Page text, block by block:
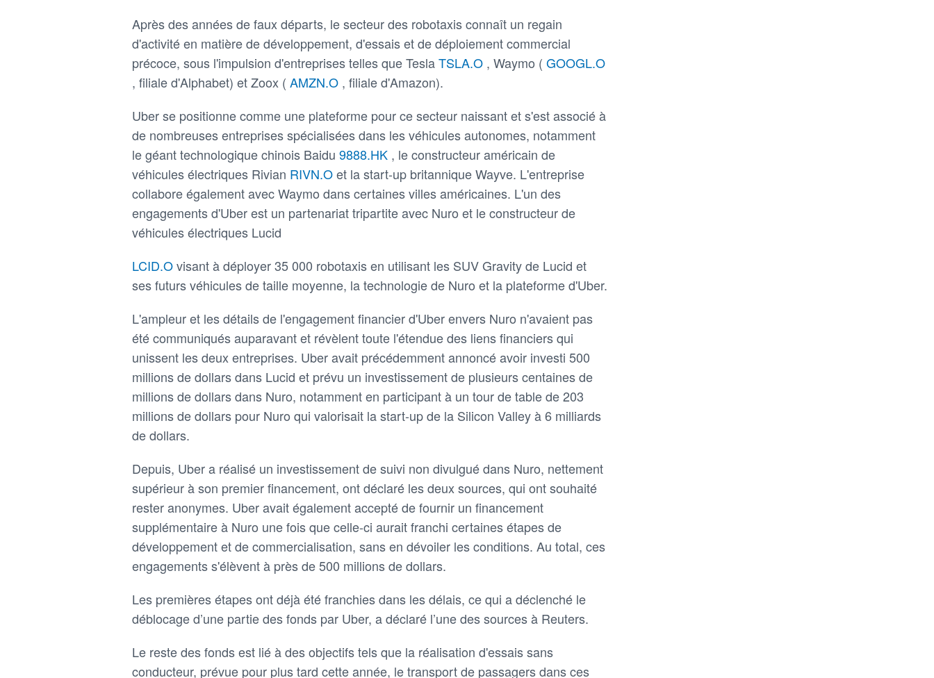
Après des années de faux départs, le secteur des robotaxis connaît un regain
d'activité en matière de développement, d'essais et de déploiement commercial
précoce, sous l'impulsion d'entreprises telles que TeslaTSLA.O , Waymo ( GOOGL.O
, filiale d'Alphabet) et Zoox ( AMZN.O , filiale d'Amazon).
Uber se positionne comme une plateforme pour ce secteur naissant et s'est associé à
de nombreuses entreprises spécialisées dans les véhicules autonomes, notamment
le géant technologique chinois Baidu 9888.HK , le constructeur américain de
véhicules électriques Rivian RIVN.Oet la start-up britannique Wayve. L'entreprise
collabore également avec Waymo dans certaines villes américaines. L'un des
engagements d'Uber est un partenariat tripartite avec Nuro et le constructeur de
véhicules électriques Lucid
LCID.Ovisant à déployer 35 000 robotaxis en utilisant les SUV Gravity de Lucid et
ses futurs véhicules de taille moyenne, la technologie de Nuro et la plateforme d'Uber.
L'ampleur et les détails de l'engagement financier d'Uber envers Nuro n'avaient pas
été communiqués auparavant et révèlent toute l'étendue des liens financiers qui
unissent les deux entreprises. Uber avait précédemment annoncé avoir investi 500
millions de dollars dans Lucid et prévu un investissement de plusieurs centaines de
millions de dollars dans Nuro, notamment en participant à un tour de table de 203
millions de dollars pour Nuro qui valorisait la start-up de la Silicon Valley à 6 milliards
de dollars.
Depuis, Uber a réalisé un investissement de suivi non divulgué dans Nuro, nettement
supérieur à son premier financement, ont déclaré les deux sources, qui ont souhaité
rester anonymes. Uber avait également accepté de fournir un financement
supplémentaire à Nuro une fois que celle-ci aurait franchi certaines étapes de
développement et de commercialisation, sans en dévoiler les conditions. Au total, ces
engagements s'élèvent à près de 500 millions de dollars.
Les premières étapes ont déjà été franchies dans les délais, ce qui a déclenché le
déblocage d’une partie des fonds par Uber, a déclaré l’une des sources à Reuters.
Le reste des fonds est lié à des objectifs tels que la réalisation d'essais sans
conducteur, prévue pour plus tard cette année, le transport de passagers dans ces